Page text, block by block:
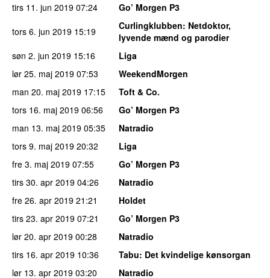
tirs 11. jun 2019 07:24
Go’ Morgen P3
tors 6. jun 2019 15:19 Curlingklubben: Netdoktor,
lyvende mænd og parodier
søn 2. jun 2019 15:16
Liga
lør 25. maj 2019 07:53
WeekendMorgen
man 20. maj 2019 17:15
Toft & Co.
tors 16. maj 2019 06:56
Go’ Morgen P3
man 13. maj 2019 05:35
Natradio
tors 9. maj 2019 20:32
Liga
fre 3. maj 2019 07:55
Go’ Morgen P3
tirs 30. apr 2019 04:26
Natradio
fre 26. apr 2019 21:21
Holdet
tirs 23. apr 2019 07:21
Go’ Morgen P3
lør 20. apr 2019 00:28
Natradio
tirs 16. apr 2019 10:36 Tabu: Det kvindelige kønsorgan
lør 13. apr 2019 03:20 Natradio